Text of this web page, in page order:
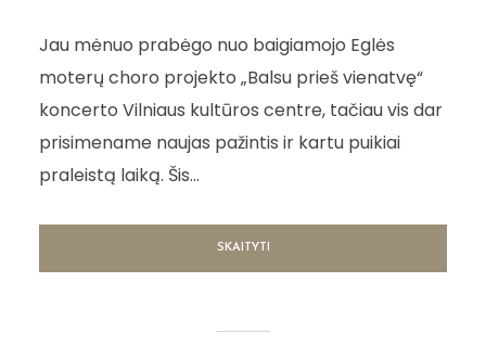
Jau mėnuo prabėgo nuo baigiamojo Eglės
moterų choro projekto „Balsu prieš vienatvę“
koncerto Vilniaus kultūros centre, tačiau vis dar
prisimename naujas pažintis ir kartu puikiai
praleistą laiką. Šis...
SKAITYTI